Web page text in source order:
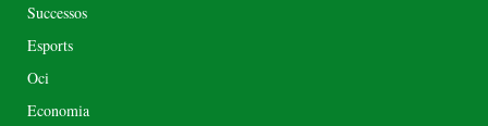
Successos
Esports
Oci
Economia